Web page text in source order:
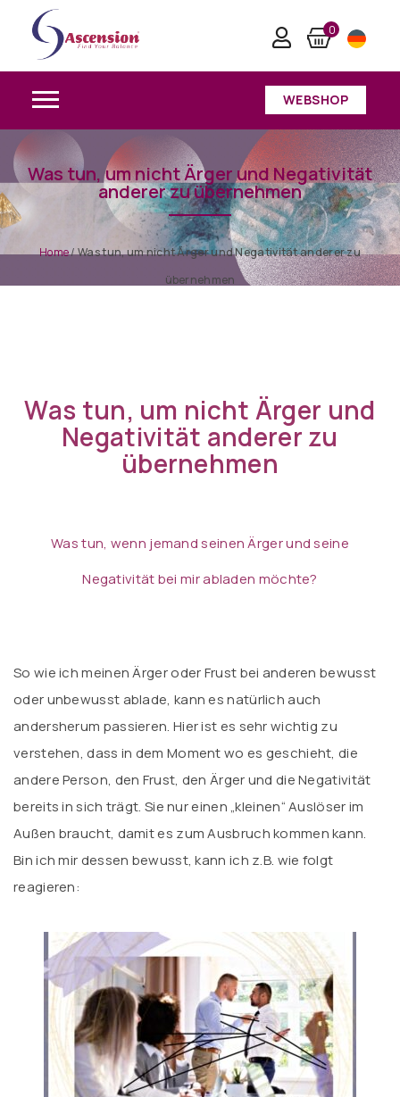
0
WEBSHOP
Was tun, um nicht Ärger und Negativität
anderer zu übernehmen
Home/Was tun, um nicht Ärger und Negativität anderer zu
übernehmen
Was tun, um nicht Ärger und
Negativität anderer zu
übernehmen
Was tun, wenn jemand seinen Ärger und seine
Negativität bei mir abladen möchte?
So wie ich meinen Ärger oder Frust bei anderen bewusst
oder unbewusst ablade, kann es natürlich auch
andersherum passieren. Hier ist es sehr wichtig zu
verstehen, dass in dem Moment wo es geschieht, die
andere Person, den Frust, den Ärger und die Negativität
bereits in sich trägt. Sie nur einen „kleinen“ Auslöser im
Außen braucht, damit es zum Ausbruch kommen kann.
Bin ich mir dessen bewusst, kann ich z.B. wie folgt
reagieren: